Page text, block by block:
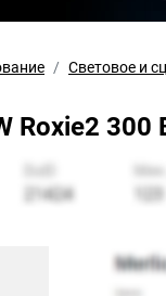
Световое и
Roxie2